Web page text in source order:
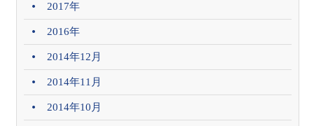
2017年
2016年
2014年12月
2014年11月
2014年10月